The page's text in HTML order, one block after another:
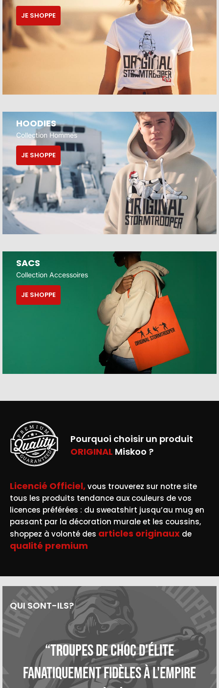
JE SHOPPE
HOODIES
Collection Hommes
JE SHOPPE
SACS
Collection Accessoires
JE SHOPPE
Pourquoi choisir un produit
ORIGINAL Miskoo ?
Licencié Officiel,vous trouverez sur notre site
tous les produits tendance aux couleurs de vos
licences préférées : du sweatshirt jusqu’au mug en
passant par la décoration murale et les coussins,
shoppez à volonté des articles originaux de
qualité premium
QUI SONT-ILS?
“Troupes de choc d'élite
fanatiquement fidèles à l'Empire